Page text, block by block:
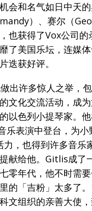
会和名气如日中天
）、赛尔（
也获得了Vox公司的
了美国乐坛，连媒
迭获好评。
出许多惊人之举，
文化交流活动，成
以色列小提琴家。
乐表演中登台，为小
，也得到许多音乐
献给他。Gitlis成了
零年代，他不时需
的「吉粉」太多了
文组织的亲善大使